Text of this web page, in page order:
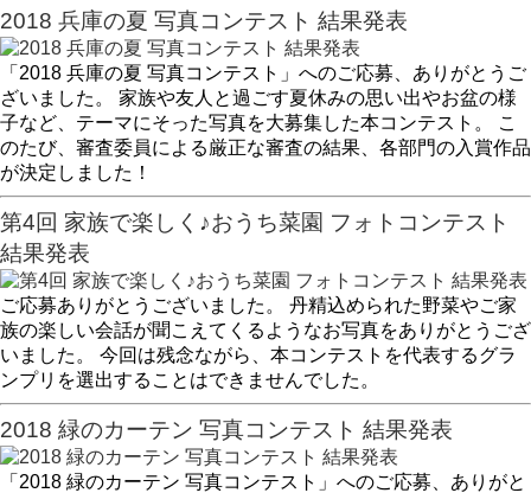
2018 兵庫の夏 写真コンテスト 結果発表
「2018 兵庫の夏 写真コンテスト」へのご応募、ありがとうご
ざいました。 家族や友人と過ごす夏休みの思い出やお盆の様
子など、テーマにそった写真を大募集した本コンテスト。 こ
のたび、審査委員による厳正な審査の結果、各部門の入賞作品
が決定しました！
第4回 家族で楽しく♪おうち菜園 フォトコンテスト
結果発表
ご応募ありがとうございました。 丹精込められた野菜やご家
族の楽しい会話が聞こえてくるようなお写真をありがとうござ
いました。 今回は残念ながら、本コンテストを代表するグラ
ンプリを選出することはできませんでした。
2018 緑のカーテン 写真コンテスト 結果発表
「2018 緑のカーテン 写真コンテスト」へのご応募、ありがと